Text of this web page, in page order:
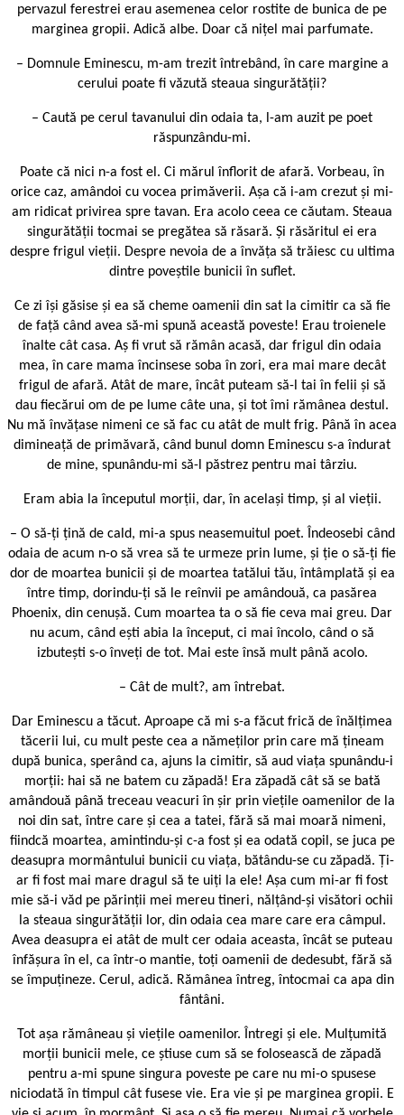
pervazul ferestrei erau asemenea celor rostite de bunica de pe
marginea gropii. Adică albe. Doar că nițel mai parfumate.
– Domnule Eminescu, m-am trezit întrebând, în care margine a
cerului poate fi văzută steaua singurătății?
– Caută pe cerul tavanului din odaia ta, l-am auzit pe poet
răspunzându-mi.
Poate că nici n-a fost el. Ci mărul înflorit de afară. Vorbeau, în
orice caz, amândoi cu vocea primăverii. Așa că i-am crezut și mi-
am ridicat privirea spre tavan. Era acolo ceea ce căutam. Steaua
singurătății tocmai se pregătea să răsară. Și răsăritul ei era
despre frigul vieții. Despre nevoia de a învăța să trăiesc cu ultima
dintre poveștile bunicii în suflet.
Ce zi își găsise și ea să cheme oamenii din sat la cimitir ca să fie
de față când avea să-mi spună această poveste! Erau troienele
înalte cât casa. Aș fi vrut să rămân acasă, dar frigul din odaia
mea, în care mama încinsese soba în zori, era mai mare decât
frigul de afară. Atât de mare, încât puteam să-l tai în felii și să
dau fiecărui om de pe lume câte una, și tot îmi rămânea destul.
Nu mă învățase nimeni ce să fac cu atât de mult frig. Până în acea
dimineață de primăvară, când bunul domn Eminescu s-a îndurat
de mine, spunându-mi să-l păstrez pentru mai târziu.
Eram abia la începutul morții, dar, în același timp, și al vieții.
– O să-ți țină de cald, mi-a spus neasemuitul poet. Îndeosebi când
odaia de acum n-o să vrea să te urmeze prin lume, și ție o să-ți fie
dor de moartea bunicii și de moartea tatălui tău, întâmplată și ea
între timp, dorindu-ți să le reînvii pe amândouă, ca pasărea
Phoenix, din cenușă. Cum moartea ta o să fie ceva mai greu. Dar
nu acum, când ești abia la început, ci mai încolo, când o să
izbutești s-o înveți de tot. Mai este însă mult până acolo.
– Cât de mult?, am întrebat.
Dar Eminescu a tăcut. Aproape că mi s-a făcut frică de înălțimea
tăcerii lui, cu mult peste cea a nămeților prin care mă țineam
după bunica, sperând ca, ajuns la cimitir, să aud viața spunându-i
morții: hai să ne batem cu zăpadă! Era zăpadă cât să se bată
amândouă până treceau veacuri în șir prin viețile oamenilor de la
noi din sat, între care și cea a tatei, fără să mai moară nimeni,
fiindcă moartea, amintindu-și c-a fost și ea odată copil, se juca pe
deasupra mormântului bunicii cu viața, bătându-se cu zăpadă. Ți-
ar fi fost mai mare dragul să te uiți la ele! Așa cum mi-ar fi fost
mie să-i văd pe părinții mei mereu tineri, nălțând-și visători ochii
la steaua singurătății lor, din odaia cea mare care era câmpul.
Avea deasupra ei atât de mult cer odaia aceasta, încât se puteau
înfășura în el, ca într-o mantie, toți oamenii de dedesubt, fără să
se împuțineze. Cerul, adică. Rămânea întreg, întocmai ca apa din
fântâni.
Tot așa rămâneau și viețile oamenilor. Întregi și ele. Mulțumită
morții bunicii mele, ce știuse cum să se folosească de zăpadă
pentru a-mi spune singura poveste pe care nu mi-o spusese
niciodată în timpul cât fusese vie. Era vie și pe marginea gropii. E